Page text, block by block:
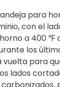
para
con el
a 400 ℉
los
vuelta para
lados